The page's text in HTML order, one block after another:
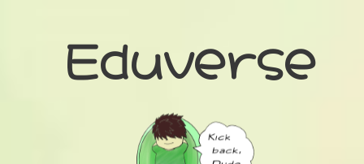
Eduverse